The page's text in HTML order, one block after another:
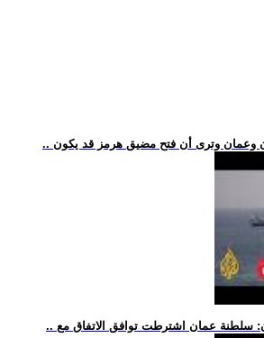
وعمان وترى أن فتح مضيق هرمز قد يكون
سلطنة عمان اشترطت توافق الاتفاق مع